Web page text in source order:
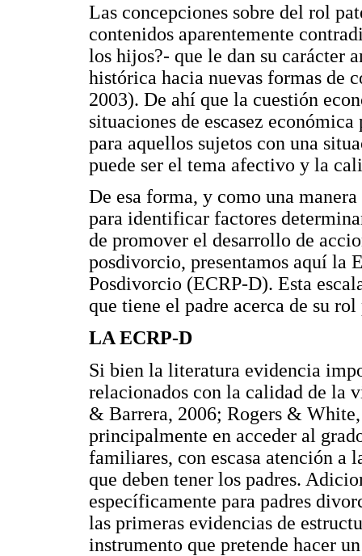
Las concepciones sobre del rol
contenidos aparentemente
los hijos?- que le dan su carácter
histórica hacia nuevas formas de
2003). De ahí que la cuestión
situaciones de escasez
para aquellos sujetos con una
puede ser el tema afectivo y la
De esa forma, y como una
para identificar factores
de promover el desarrollo de
posdivorcio, presentamos aquí la
Posdivorcio (ECRP-D). Esta
que tiene el padre acerca de su
LA ECRP-D
Si bien la literatura evidencia
relacionados con la calidad de la
& Barrera, 2006; Rogers & White,
principalmente en acceder al
familiares, con escasa atención a
que deben tener los padres.
específicamente para padres
las primeras evidencias de
instrumento que pretende hacer